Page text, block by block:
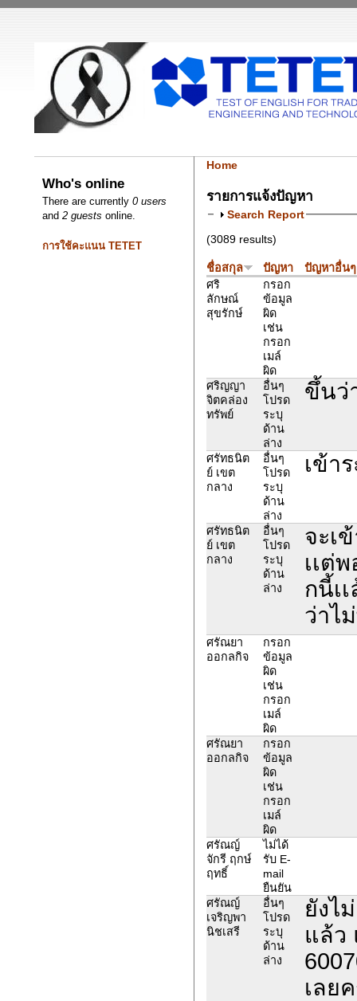
Who's online
There are currently0 users
and2 guests online.
การใช้คะแนน TETET
Home
รายการแจ้งปัญหา
Search Report
(3089 results)
ชื่อสกุล ปัญหา
ปัญหาอื่นๆ
ศริ
ลักษณ์
สุขรักษ์
กรอก
ข้อมูล
ผิด
เช่น
กรอก
เมล์
ผิด
ศริญญา
จิตคล่อง
ทรัพย์
อื่นๆ
โปรด
ระบุ
ด้าน
ล่าง
ขึ้นว่
ศรัทธนิต
ย์ เขต
กลาง
อื่นๆ
โปรด
ระบุ
ด้าน
ล่าง
เข้า
ศรัทธนิต
ย์ เขต
กลาง
อื่นๆ
โปรด
ระบุ
ด้าน
ล่าง
จะเ
เเต่
กนี้เ
ว่าไ
ศรัณยา
ออกลกิจ
กรอก
ข้อมูล
ผิด
เช่น
กรอก
เมล์
ผิด
ศรัณยา
ออกลกิจ
กรอก
ข้อมูล
ผิด
เช่น
กรอก
เมล์
ผิด
ศรัณญ์
จักรี ฤกษ์
ฤทธิ์
ไม่ได้
รับ E-
mail
ยืนยัน
ศรัณญ์
เจริญพา
นิชเสรี
อื่นๆ
โปรด
ระบุ
ด้าน
ล่าง
ยังไ
แล้ว
เลย